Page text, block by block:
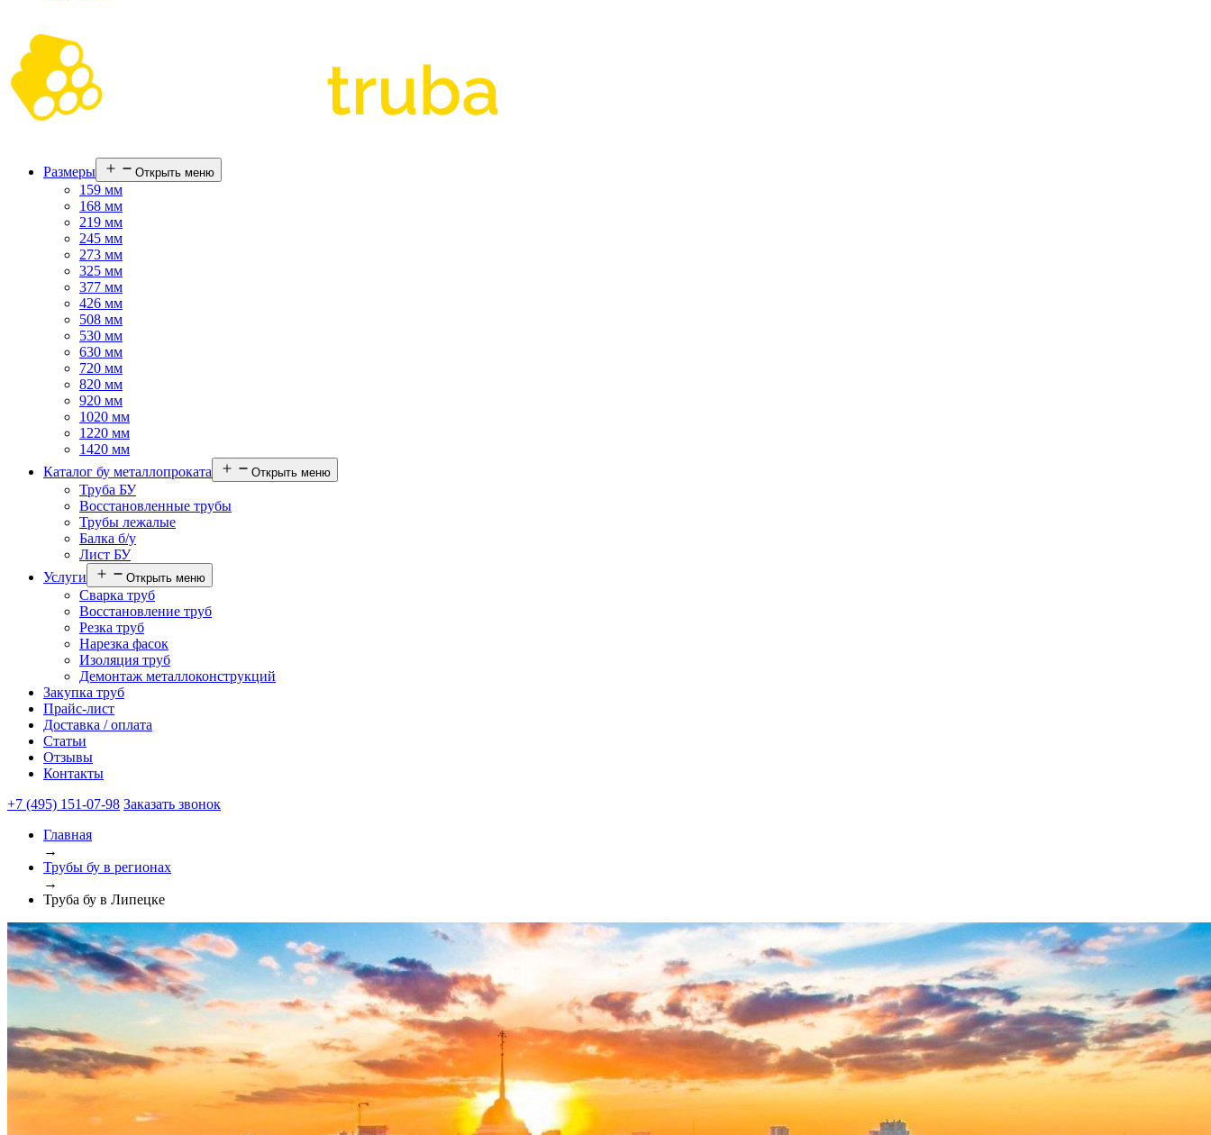
Размеры Открыть меню
159 мм
168 мм
219 мм
245 мм
273 мм
325 мм
377 мм
426 мм
508 мм
530 мм
630 мм
720 мм
820 мм
920 мм
1020 мм
1220 мм
1420 мм
Каталог бу металлопроката
Открыть меню
Труба БУ
Восстановленные трубы
Трубы лежалые
Балка б/у
Лист БУ
Услуги
Открыть меню
Сварка труб
Восстановление труб
Резка труб
Нарезка фасок
Изоляция труб
Демонтаж металлоконструкций
Закупка труб
Прайс-лист
Доставка / оплата
Статьи
Отзывы
Контакты
+7 (495) 151-07-98 Заказать звонок
Главная
→
Трубы бу в регионах
→
Труба бу в Липецке